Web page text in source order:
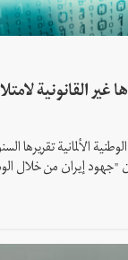
القانونية
الألمانية تقريرها
"جهود إيران من خلال